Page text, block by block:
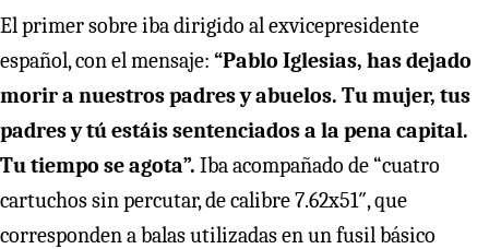
El primer sobre iba dirigido al exvicepresidente
español, con el mensaje: “Pablo Iglesias, has dejado
morir a nuestros padres y abuelos. Tu mujer, tus
padres y tú estáis sentenciados a la pena capital.
Tu tiempo se agota”. Iba acompañado de “cuatro
cartuchos sin percutar, de calibre 7.62x51″, que
corresponden a balas utilizadas en un fusil básico